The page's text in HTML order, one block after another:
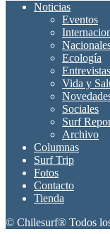
Noticias
Eventos
Ecología
Entrevistas
Vida y
Sociales
Surf
Archivo
Columnas
Surf Trip
Fotos
Contacto
Tienda
© Chilesurf® Todos